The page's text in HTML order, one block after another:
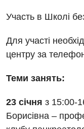
Відео
Магнітно-
Нейросонографія
Рентгенографія
УЗД
Відділення
Денний стаціонар
Онкологічне
Декларування
Національний
Участь в Школі
Для участі
центру за
Теми занять:
23 січня з 15:00-
Борисівна –